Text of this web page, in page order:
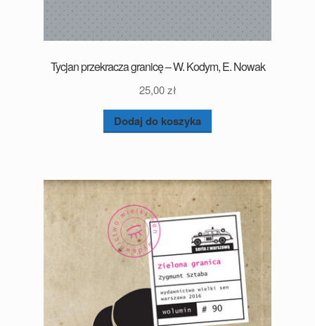
Tycjan przekracza granicę – W. Kodym, E. Nowak
25,00zł
Dodaj do koszyka